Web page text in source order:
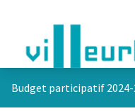
Budget participatif 2024-